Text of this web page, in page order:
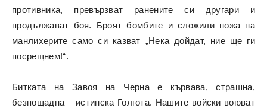
противника, превързват ранените си другари и
продължават боя. Броят бомбите и сложили ножа на
манлихерите само си казват „Нека дойдат, ние ще ги
посрещнем!“.
Битката на Завоя на Черна е кървава, страшна,
безпощадна – истинска Голгота. Нашите войски воюват